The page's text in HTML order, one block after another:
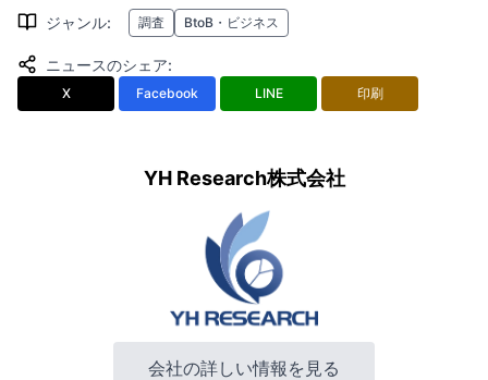
ジャンル: 調査 BtoB・ビジネス
ニュースのシェア:
X Facebook LINE 印刷
YH Research株式会社
会社の詳しい情報を見る